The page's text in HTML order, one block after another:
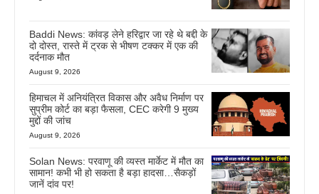
Baddi News: कांवड़ लेने हरिद्वार जा रहे थे बद्दी के
दो दोस्त, रास्ते में ट्रक से भीषण टक्कर में एक की
दर्दनाक मौत
August 9, 2026
हिमाचल में अनियंत्रित विकास और अवैध निर्माण पर
सुप्रीम कोर्ट का बड़ा फैसला, CEC करेगी 9 मुख्य
मुद्दों की जांच
August 9, 2026
Solan News: परवाणू की व्यस्त मार्केट में मौत का
सामान! कभी भी हो सकता है बड़ा हादसा…सैकड़ों
जानें दांव पर!